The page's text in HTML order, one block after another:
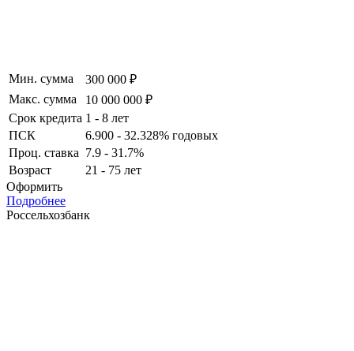
Мин. сумма
300 000 ₽
Макс. сумма
10 000 000 ₽
Срок кредита 1 - 8 лет
ПСК
6.900 - 32.328% годовых
Проц. ставка 7.9 - 31.7%
Возраст
21 - 75 лет
Оформить
Подробнее
Россельхозбанк